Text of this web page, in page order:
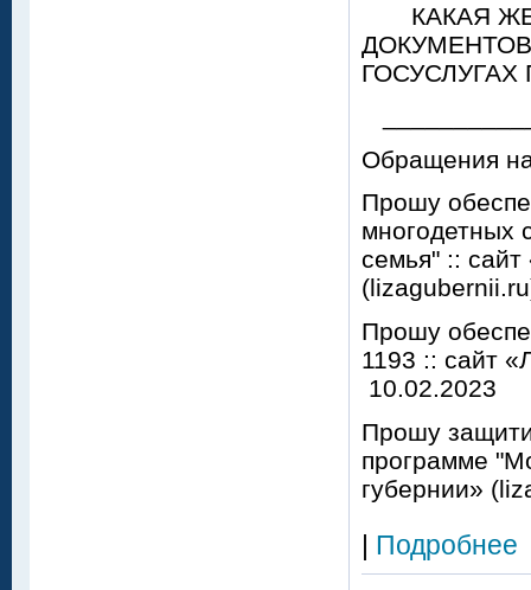
КАКАЯ ЖЕ
Обращения
Прошу
многодетных
семья" ::
Прошу
1193 :: сайт
10.02.2023
Прошу
программе
губернии»
| Подробнее